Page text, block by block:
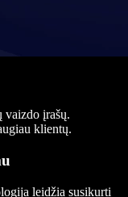
vaizdo įrašų.
klientų.
leidžia susikurti